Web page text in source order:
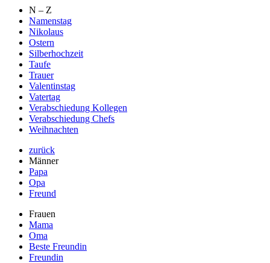
N – Z
Namenstag
Nikolaus
Ostern
Silberhochzeit
Taufe
Trauer
Valentinstag
Vatertag
Verabschiedung Kollegen
Verabschiedung Chefs
Weihnachten
zurück
Männer
Papa
Opa
Freund
Frauen
Mama
Oma
Beste Freundin
Freundin